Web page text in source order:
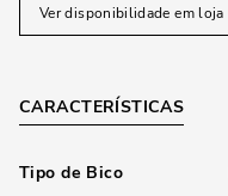
Ver disponibilidade em loja
CARACTERÍSTICAS
Tipo de Bico